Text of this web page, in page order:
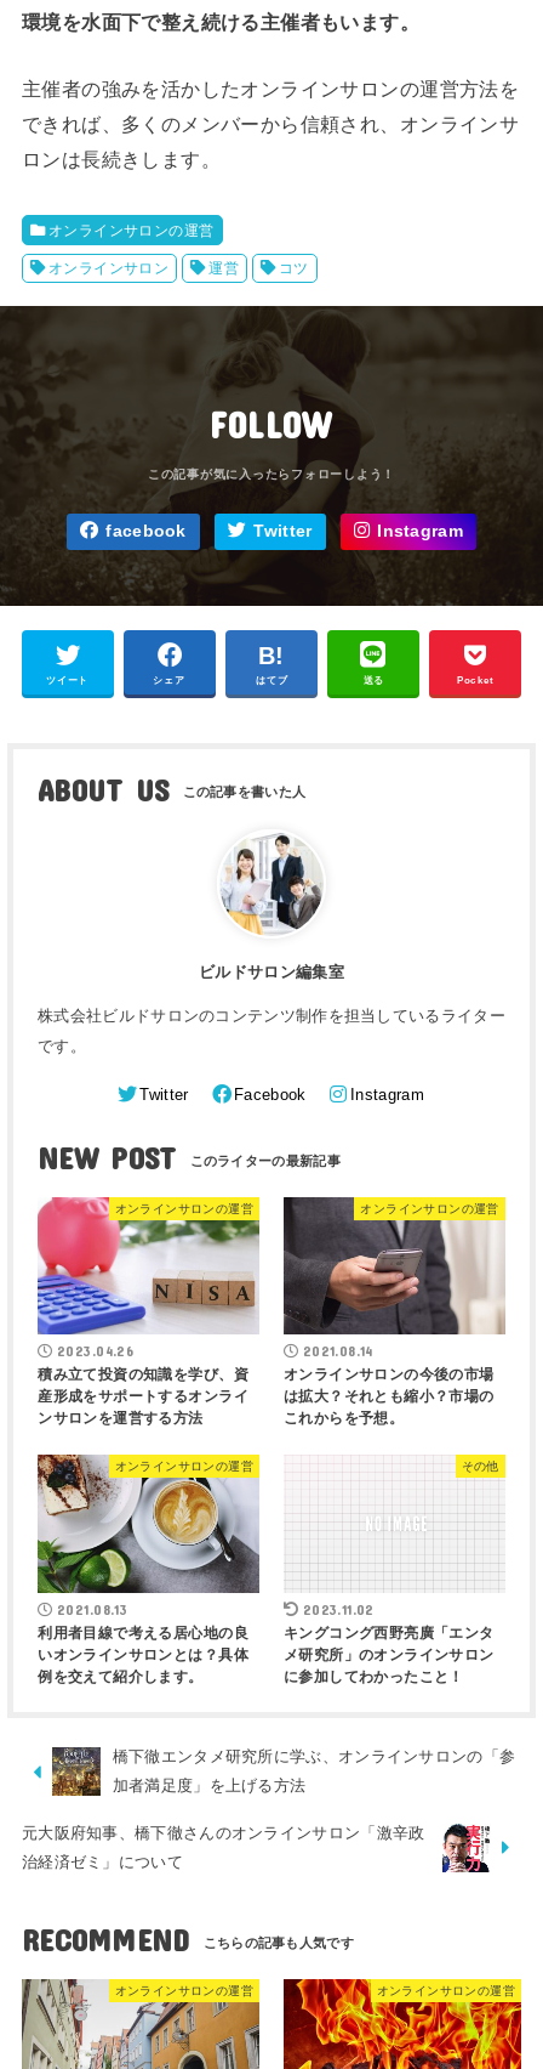
環境を水面下で整え続ける主催者もいます。
主催者の強みを活かしたオンラインサロンの運営方法を
できれば、多くのメンバーから信頼され、オンラインサ
ロンは長続きします。
オンラインサロンの運営
オンラインサロン 運営 コツ
FOLLOW
facebook Twitter Instagram
ツイート シェア はてブ 送る Pocket
ABOUT US
ビルドサロン編集室
株式会社ビルドサロンのコンテンツ制作を担当しているライター
です。
Twitter Facebook Instagram
NEW POST
オンラインサロンの運営
2023.04.26
積み立て投資の知識を学び、資
産形成をサポートするオンライ
ンサロンを運営する方法
オンラインサロンの運営
2021.08.14
オンラインサロンの今後の市場
は拡大？それとも縮小？市場の
これからを予想。
オンラインサロンの運営
2021.08.13
利用者目線で考える居心地の良
いオンラインサロンとは？具体
例を交えて紹介します。
その他
2023.11.02
キングコング西野亮廣「エンタ
メ研究所」のオンラインサロン
に参加してわかったこと！
橋下徹エンタメ研究所に学ぶ、オンラインサロンの「参
加者満足度」を上げる方法
元大阪府知事、橋下徹さんのオンラインサロン「激辛政
治経済ゼミ」について
RECOMMEND
オンラインサロンの運営 オンラインサロンの運営